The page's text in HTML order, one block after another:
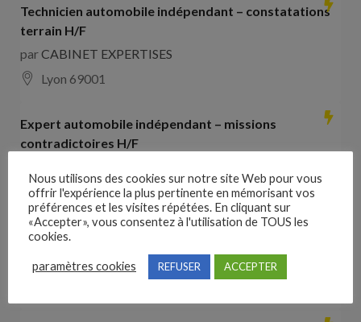
Technicien automobile indépendant – constatations
terrain H/F
parCABINET EXPERTISES
Lyon 69001
Expert automobile indépendant – missions
contradictoires H/F
Lyon 69001
Collaborateur comptable H/F
parHays France
Nous utilisons des cookies sur notre site Web pour vous
offrir l'expérience la plus pertinente en mémorisant vos
préférences et les visites répétées. En cliquant sur
«Accepter», vous consentez à l'utilisation de TOUS les
cookies.
paramètres cookies REFUSER ACCEPTER